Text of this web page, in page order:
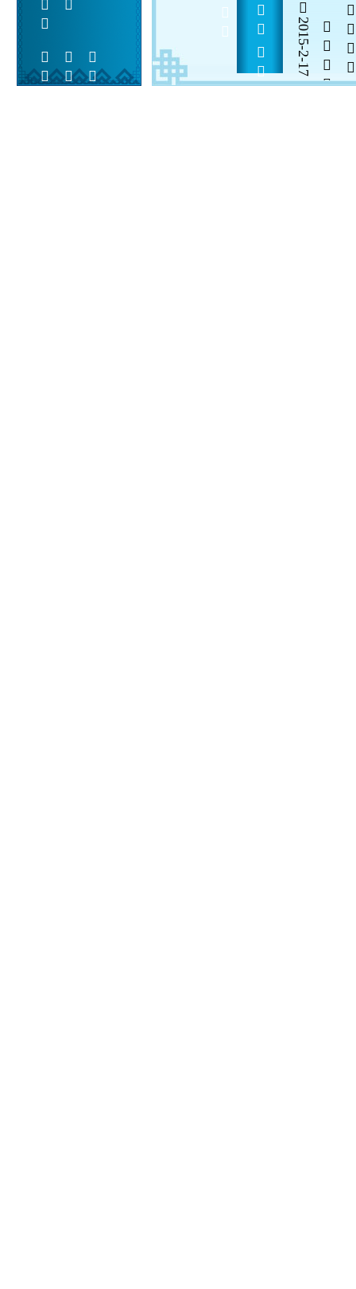
 
             2015-2-17